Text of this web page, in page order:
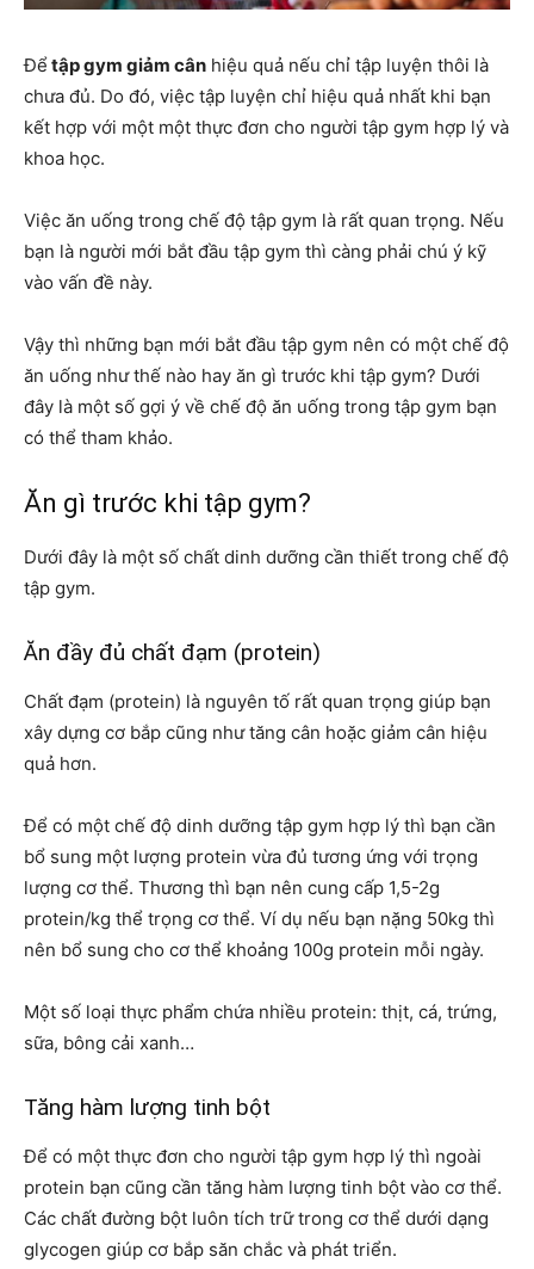
Đểtập gym giảm cân hiệu quả nếu chỉ tập luyện thôi là
chưa đủ. Do đó, việc tập luyện chỉ hiệu quả nhất khi bạn
kết hợp với một một thực đơn cho người tập gym hợp lý và
khoa học.
Việc ăn uống trong chế độ tập gym là rất quan trọng. Nếu
bạn là người mới bắt đầu tập gym thì càng phải chú ý kỹ
vào vấn đề này.
Vậy thì những bạn mới bắt đầu tập gym nên có một chế độ
ăn uống như thế nào hay ăn gì trước khi tập gym? Dưới
đây là một số gợi ý về chế độ ăn uống trong tập gym bạn
có thể tham khảo.
Ăn gì trước khi tập gym?
Dưới đây là một số chất dinh dưỡng cần thiết trong chế độ
tập gym.
Ăn đầy đủ chất đạm (protein)
Chất đạm (protein) là nguyên tố rất quan trọng giúp bạn
xây dựng cơ bắp cũng như tăng cân hoặc giảm cân hiệu
quả hơn.
Để có một chế độ dinh dưỡng tập gym hợp lý thì bạn cần
bổ sung một lượng protein vừa đủ tương ứng với trọng
lượng cơ thể. Thương thì bạn nên cung cấp 1,5-2g
protein/kg thể trọng cơ thể. Ví dụ nếu bạn nặng 50kg thì
nên bổ sung cho cơ thể khoảng 100g protein mỗi ngày.
Một số loại thực phẩm chứa nhiều protein: thịt, cá, trứng,
sữa, bông cải xanh…
Tăng hàm lượng tinh bột
Để có một thực đơn cho người tập gym hợp lý thì ngoài
protein bạn cũng cần tăng hàm lượng tinh bột vào cơ thể.
Các chất đường bột luôn tích trữ trong cơ thể dưới dạng
glycogen giúp cơ bắp săn chắc và phát triển.